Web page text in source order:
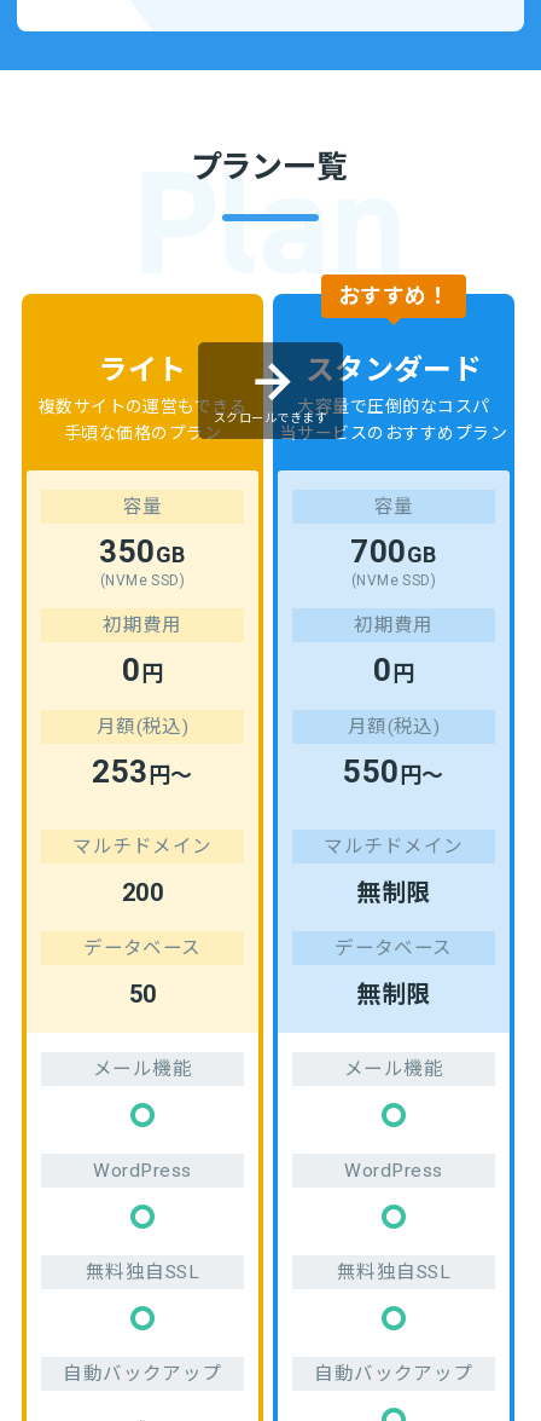
プラン一覧
ライト
複数サイトの運営もできる
手頃な価格のプラン
容量
350GB
(NVMe SSD)
初期費用
0 円
月額(税込)
253 円～
マルチドメイン
200
データベース
50
メール機能
WordPress
無料独自SSL
自動バックアップ
おすすめ！
スタンダード
大容量で圧倒的なコスパ
当サービスのおすすめプラン
容量
700GB
(NVMe SSD)
初期費用
0 円
月額(税込)
550 円～
マルチドメイン
無制限
データベース
無制限
メール機能
WordPress
無料独自SSL
自動バックアップ
スクロールできます